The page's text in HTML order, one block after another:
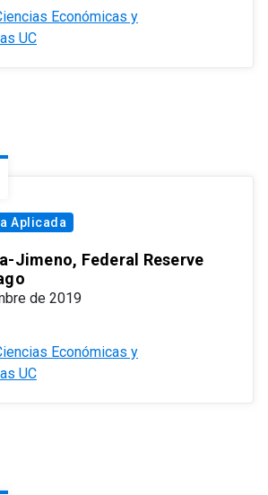
Económicas y
UC
Aplicada
Jimeno, Federal Reserve
de 2019
Económicas y
UC